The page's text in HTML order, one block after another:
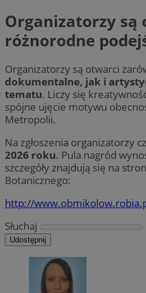
Organizatorzy są
różnorodne
Organizatorzy są otwarci
dokumentalne, jak i
tematu. Liczy się
spójne ujęcie motywu
Metropolii.
Na zgłoszenia organizatorzy
2026 roku. Pula nagród
szczegóły znajdują się na
Botanicznego:
http://
Słuchaj
Udostępnij